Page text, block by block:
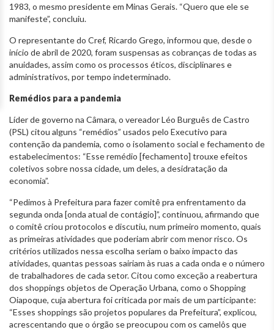
1983, o mesmo presidente em Minas Gerais. “Quero que ele se
manifeste”, concluiu.
O representante do Cref, Ricardo Grego, informou que, desde o
início de abril de 2020, foram suspensas as cobranças de todas as
anuidades, assim como os processos éticos, disciplinares e
administrativos, por tempo indeterminado.
Remédios para a pandemia
Líder de governo na Câmara, o vereador Léo Burguês de Castro
(PSL) citou alguns “remédios” usados pelo Executivo para
contenção da pandemia, como o isolamento social e fechamento de
estabelecimentos: “Esse remédio [fechamento] trouxe efeitos
coletivos sobre nossa cidade, um deles, a desidratação da
economia”.
“Pedimos à Prefeitura para fazer comitê pra enfrentamento da
segunda onda [onda atual de contágio]”, continuou, afirmando que
o comitê criou protocolos e discutiu, num primeiro momento, quais
as primeiras atividades que poderiam abrir com menor risco. Os
critérios utilizados nessa escolha seriam o baixo impacto das
atividades, quantas pessoas sairiam às ruas a cada onda e o número
de trabalhadores de cada setor. Citou como exceção a reabertura
dos shoppings objetos de Operação Urbana, como o Shopping
Oiapoque, cuja abertura foi criticada por mais de um participante:
“Esses shoppings são projetos populares da Prefeitura”, explicou,
acrescentando que o órgão se preocupou com os camelôs que